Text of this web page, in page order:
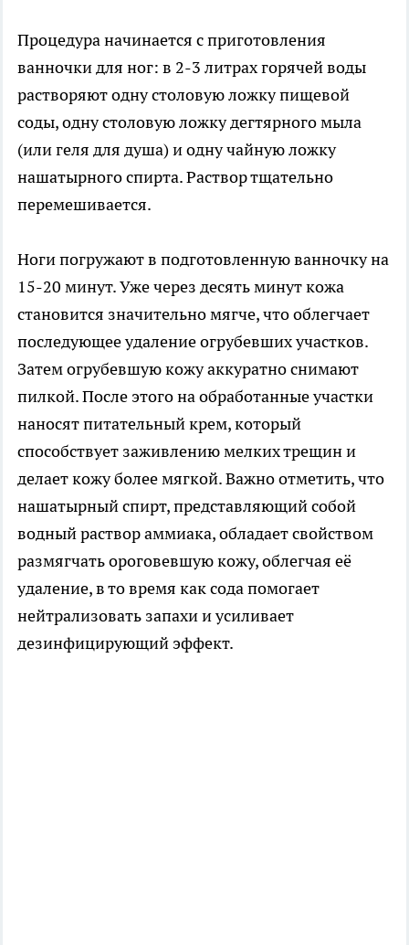
Процедура начинается с приготовления
ванночки для ног: в 2-3 литрах горячей воды
растворяют одну столовую ложку пищевой
соды, одну столовую ложку дегтярного мыла
(или геля для душа) и одну чайную ложку
нашатырного спирта. Раствор тщательно
перемешивается.
Ноги погружают в подготовленную ванночку на
15-20 минут. Уже через десять минут кожа
становится значительно мягче, что облегчает
последующее удаление огрубевших участков.
Затем огрубевшую кожу аккуратно снимают
пилкой. После этого на обработанные участки
наносят питательный крем, который
способствует заживлению мелких трещин и
делает кожу более мягкой. Важно отметить, что
нашатырный спирт, представляющий собой
водный раствор аммиака, обладает свойством
размягчать ороговевшую кожу, облегчая её
удаление, в то время как сода помогает
нейтрализовать запахи и усиливает
дезинфицирующий эффект.